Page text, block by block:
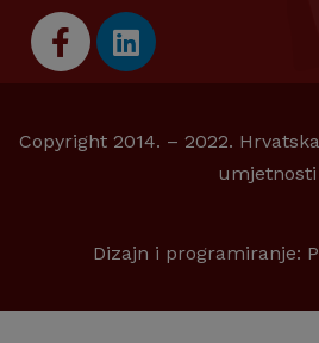
Copyright 2014. – 2022.
umjetnosti
Dizajn i programiranje: